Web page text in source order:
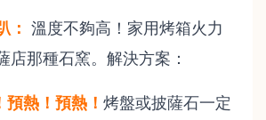
： 溫度不夠高！家用烤箱火力
店那種石窯。解決方案：
預熱！預熱！ 烤盤或披薩石一定